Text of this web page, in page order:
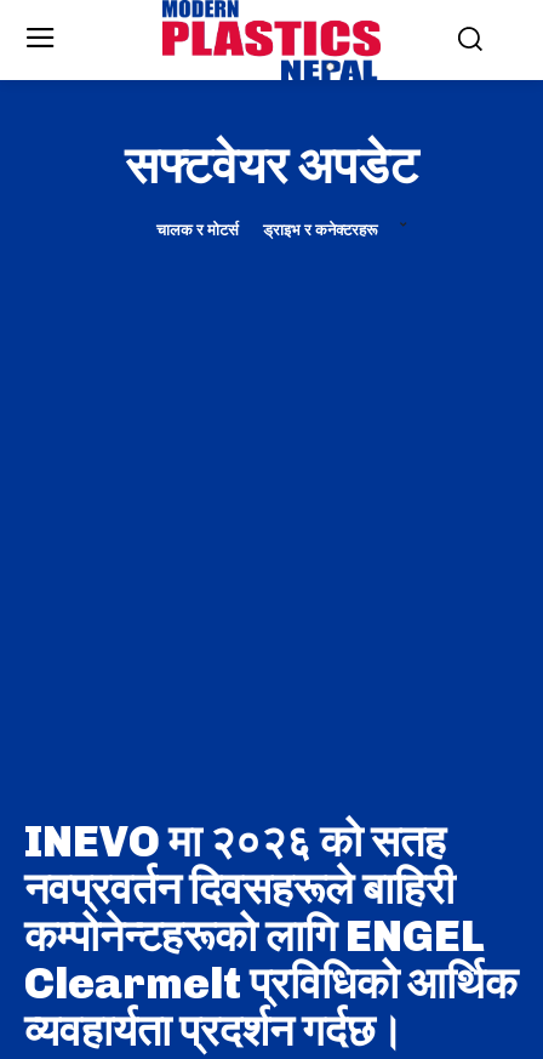
सफ्टवेयर अपडेट
चालक र मोटर्स ड्राइभ र कनेक्टरहरू
INEVO मा २०२६ को सतह
नवप्रवर्तन दिवसहरूले बाहिरी
कम्पोनेन्टहरूको लागि ENGEL
Clearmelt प्रविधिको आर्थिक
व्यवहार्यता प्रदर्शन गर्दछ।